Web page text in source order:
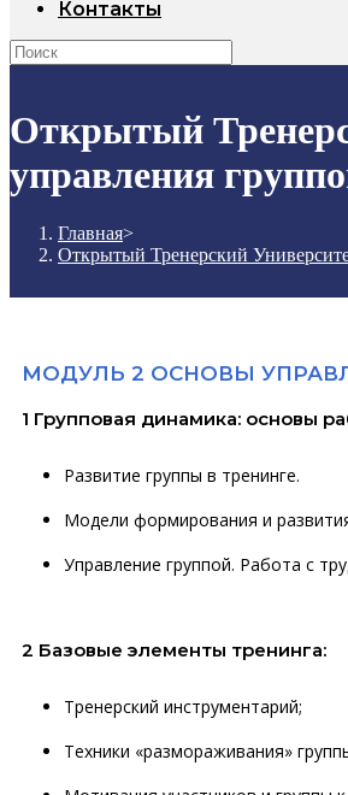
Контакты
Открытый
управления
Главная>
Открытый Тренерский
МОДУЛЬ 2 ОСНОВЫ
1 Групповая динамика: основы
Развитие группы в тренинге.
Модели формирования и
Управление группой. Работа с
2 Базовые элементы тренинга:
Тренерский инструментарий;
Техники «размораживания»